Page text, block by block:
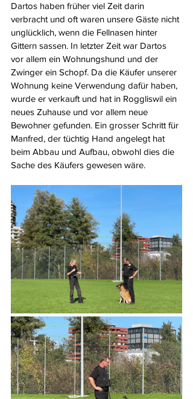
Dartos haben früher viel Zeit darin
verbracht und oft waren unsere Gäste nicht
unglücklich, wenn die Fellnasen hinter
Gittern sassen. In letzter Zeit war Dartos
vor allem ein Wohnungshund und der
Zwinger ein Schopf. Da die Käufer unserer
Wohnung keine Verwendung dafür haben,
wurde er verkauft und hat in Roggliswil ein
neues Zuhause und vor allem neue
Bewohner gefunden. Ein grosser Schritt für
Manfred, der tüchtig Hand angelegt hat
beim Abbau und Aufbau, obwohl dies die
Sache des Käufers gewesen wäre.